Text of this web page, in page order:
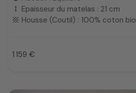
height Epaisseur du matelas : 21 cm
texture Housse (Coutil) : 100% coton bio
Prix
1 159 €